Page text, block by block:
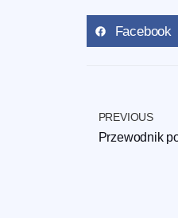
Facebook
PREVIOUS